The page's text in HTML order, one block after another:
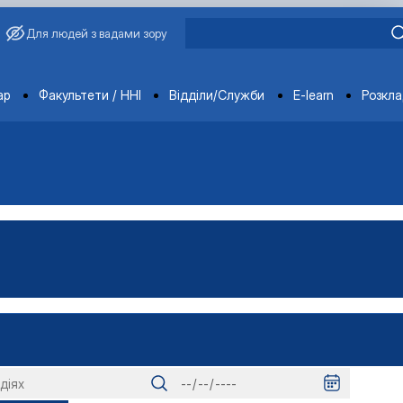
Для людей з вадами зору
Факультети / ННІ Відділи/Служби E-learn